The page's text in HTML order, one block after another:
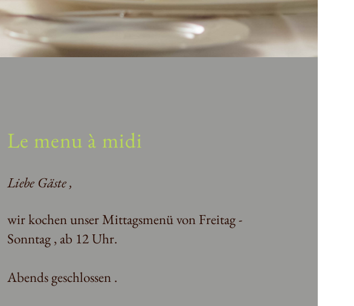
Le menu à midi
Liebe Gäste ,
wir kochen unser Mittagsmenü von Freitag -
Sonntag , ab 12 Uhr.
Abends geschlossen .